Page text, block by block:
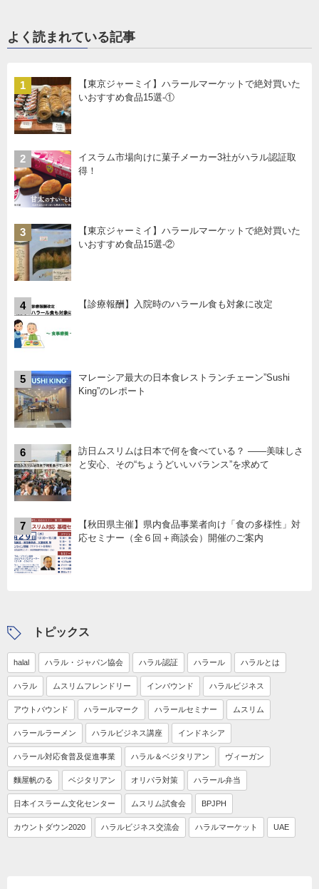
よく読まれている記事
1
【東京ジャーミイ】ハラールマーケットで絶対買いた
いおすすめ食品15選-①
2
イスラム市場向けに菓子メーカー3社がハラル認証取
得！
3
【東京ジャーミイ】ハラールマーケットで絶対買いた
いおすすめ食品15選-②
4 【診療報酬】入院時のハラール食も対象に改定
5
マレーシア最大の日本食レストランチェーン”Sushi
King”のレポート
6
訪日ムスリムは日本で何を食べている？ ――美味しさ
と安心、その“ちょうどいいバランス”を求めて
7
【秋田県主催】県内食品事業者向け「食の多様性」対
応セミナー（全６回＋商談会）開催のご案内
トピックス
halal ハラル・ジャパン協会 ハラル認証 ハラール ハラルとは
ハラル ムスリムフレンドリー インバウンド ハラルビジネス
アウトバウンド ハラールマーク ハラールセミナー ムスリム
ハラールラーメン ハラルビジネス講座 インドネシア
ハラール対応食普及促進事業 ハラル＆ベジタリアン ヴィーガン
麵屋帆のる ベジタリアン オリパラ対策 ハラール弁当
日本イスラーム文化センター ムスリム試食会 BPJPH
カウントダウン2020 ハラルビジネス交流会 ハラルマーケット UAE